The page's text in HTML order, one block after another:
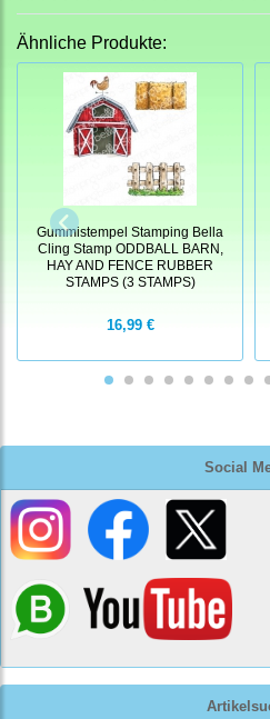
Social
Ähnliche Produkte:
Gummistempel Stamping Bella
Cling Stamp ODDBALL BARN,
HAY AND FENCE RUBBER
STAMPS (3 STAMPS)
16,99 €